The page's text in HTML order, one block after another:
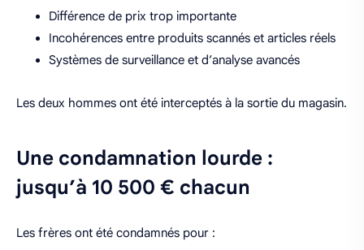
Différence de prix trop importante
Incohérences entre produits scannés et articles réels
Systèmes de surveillance et d’analyse avancés
Les deux hommes ont été interceptés à la sortie du magasin.
Une condamnation lourde :
jusqu’à 10 500 € chacun
Les frères ont été condamnés pour :